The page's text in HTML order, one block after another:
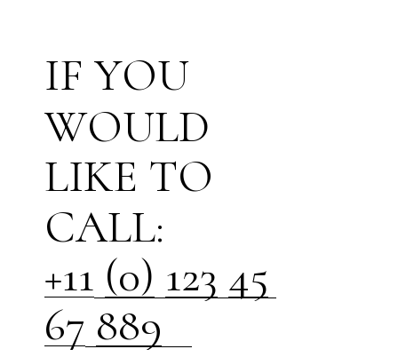
IF YOU
WOULD
LIKE TO
CALL:
+11 (0) 123 45
67 889